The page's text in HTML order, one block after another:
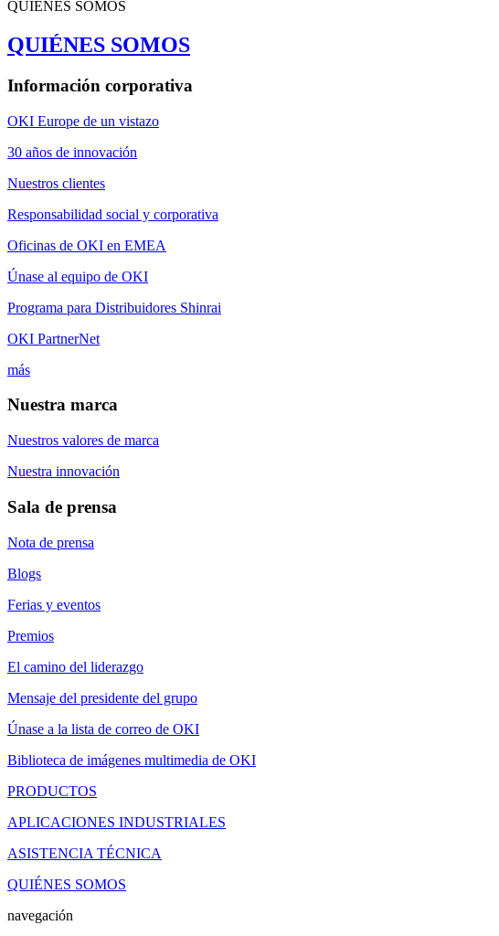
QUIÉNES SOMOS
QUIÉNES SOMOS
Información corporativa
OKI Europe de un vistazo
30 años de innovación
Nuestros clientes
Responsabilidad social y corporativa
Oficinas de OKI en EMEA
Únase al equipo de OKI
Programa para Distribuidores Shinrai
OKI PartnerNet
más
Nuestra marca
Nuestros valores de marca
Nuestra innovación
Sala de prensa
Nota de prensa
Blogs
Ferias y eventos
Premios
El camino del liderazgo
Mensaje del presidente del grupo
Únase a la lista de correo de OKI
Biblioteca de imágenes multimedia de OKI
PRODUCTOS
APLICACIONES INDUSTRIALES
ASISTENCIA TÉCNICA
QUIÉNES SOMOS
navegación